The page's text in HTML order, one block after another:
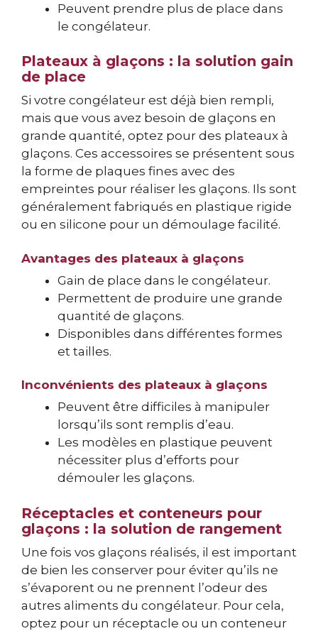
Peuvent prendre plus de place dans
le congélateur.
Plateaux à glaçons : la solution gain
de place
Si votre congélateur est déjà bien rempli,
mais que vous avez besoin de glaçons en
grande quantité, optez pour des plateaux à
glaçons. Ces accessoires se présentent sous
la forme de plaques fines avec des
empreintes pour réaliser les glaçons. Ils sont
généralement fabriqués en plastique rigide
ou en silicone pour un démoulage facilité.
Avantages des plateaux à glaçons
Gain de place dans le congélateur.
Permettent de produire une grande
quantité de glaçons.
Disponibles dans différentes formes
et tailles.
Inconvénients des plateaux à glaçons
Peuvent être difficiles à manipuler
lorsqu’ils sont remplis d’eau.
Les modèles en plastique peuvent
nécessiter plus d’efforts pour
démouler les glaçons.
Réceptacles et conteneurs pour
glaçons : la solution de rangement
Une fois vos glaçons réalisés, il est important
de bien les conserver pour éviter qu’ils ne
s’évaporent ou ne prennent l’odeur des
autres aliments du congélateur. Pour cela,
optez pour un réceptacle ou un conteneur